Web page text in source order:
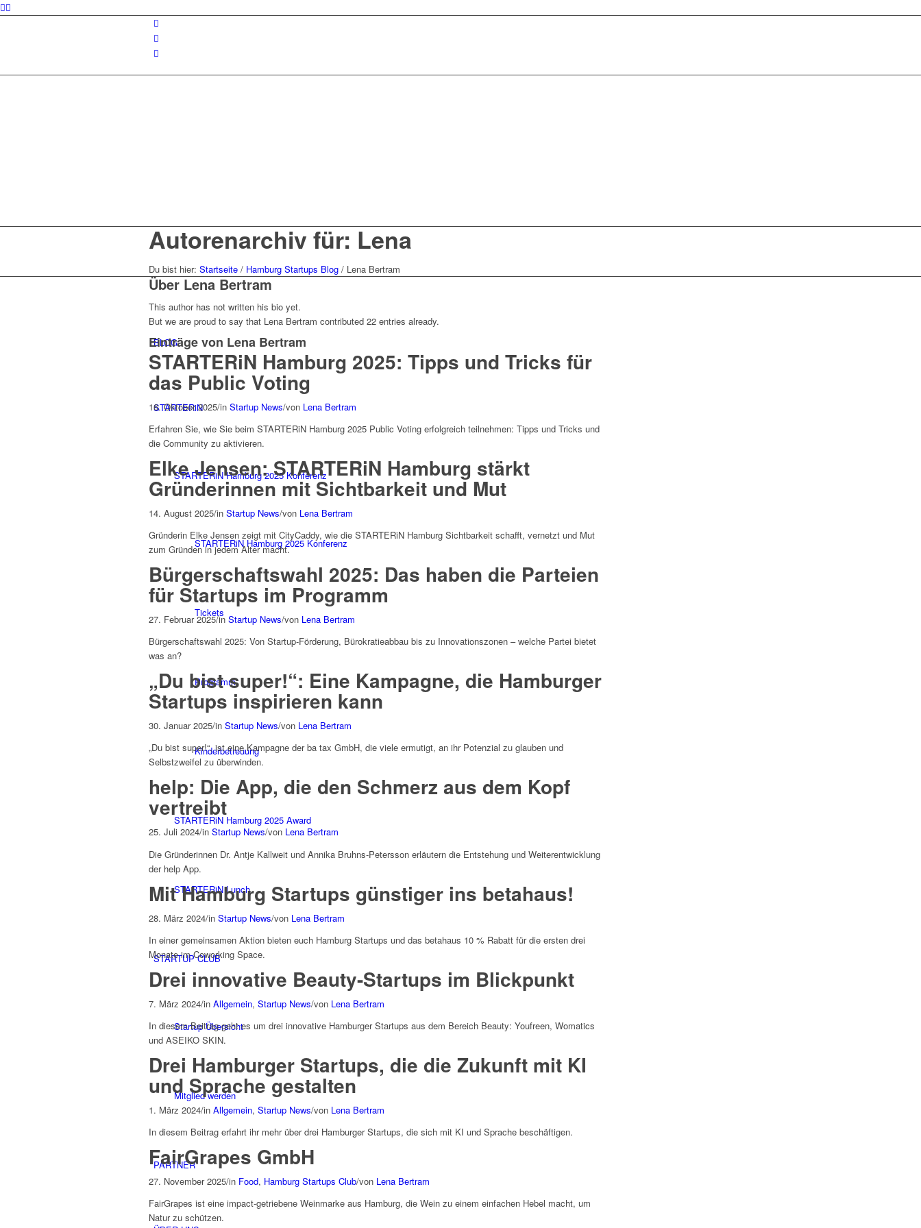
BLOG
STARTERiN
STARTERiN Hamburg 2025 Konferenz
STARTERiN Hamburg 2025 Konferenz
Tickets
Programm
Kinderbetreuung
STARTERiN Hamburg 2025 Award
STARTERiN Lunch
STARTUP CLUB
Startup Übersicht
Mitglied werden
PARTNER
Autorenarchiv für: Lena
Du bist hier: Startseite / Hamburg Startups Blog / Lena Bertram
Über Lena Bertram
This author has not written his bio yet.
But we are proud to say that Lena Bertram contributed 22 entries already.
Einträge von Lena Bertram
STARTERiN Hamburg 2025: Tipps und Tricks für
das Public Voting
16. Oktober 2025/in Startup News/von Lena Bertram
Erfahren Sie, wie Sie beim STARTERiN Hamburg 2025 Public Voting erfolgreich teilnehmen: Tipps und Tricks und
die Community zu aktivieren.
Elke Jensen: STARTERiN Hamburg stärkt
Gründerinnen mit Sichtbarkeit und Mut
14. August 2025/in Startup News/von Lena Bertram
Gründerin Elke Jensen zeigt mit CityCaddy, wie die STARTERiN Hamburg Sichtbarkeit schafft, vernetzt und Mut
zum Gründen in jedem Alter macht.
Bürgerschaftswahl 2025: Das haben die Parteien
für Startups im Programm
27. Februar 2025/in Startup News/von Lena Bertram
Bürgerschaftswahl 2025: Von Startup-Förderung, Bürokratieabbau bis zu Innovationszonen – welche Partei bietet
was an?
„Du bist super!“: Eine Kampagne, die Hamburger
Startups inspirieren kann
30. Januar 2025/in Startup News/von Lena Bertram
„Du bist super!“, ist eine Kampagne der ba tax GmbH, die viele ermutigt, an ihr Potenzial zu glauben und
Selbstzweifel zu überwinden.
help: Die App, die den Schmerz aus dem Kopf
vertreibt
25. Juli 2024/in Startup News/von Lena Bertram
Die Gründerinnen Dr. Antje Kallweit und Annika Bruhns-Petersson erläutern die Entstehung und Weiterentwicklung
der help App.
Mit Hamburg Startups günstiger ins betahaus!
28. März 2024/in Startup News/von Lena Bertram
In einer gemeinsamen Aktion bieten euch Hamburg Startups und das betahaus 10 % Rabatt für die ersten drei
Monate im Coworking Space.
Drei innovative Beauty-Startups im Blickpunkt
7. März 2024/in Allgemein, Startup News/von Lena Bertram
In diesem Beitrag geht es um drei innovative Hamburger Startups aus dem Bereich Beauty: Youfreen, Womatics
und ASEIKO SKIN.
Drei Hamburger Startups, die die Zukunft mit KI
und Sprache gestalten
1. März 2024/in Allgemein, Startup News/von Lena Bertram
In diesem Beitrag erfahrt ihr mehr über drei Hamburger Startups, die sich mit KI und Sprache beschäftigen.
FairGrapes GmbH
27. November 2025/in Food, Hamburg Startups Club/von Lena Bertram
FairGrapes ist eine impact-getriebene Weinmarke aus Hamburg, die Wein zu einem einfachen Hebel macht, um
Natur zu schützen.